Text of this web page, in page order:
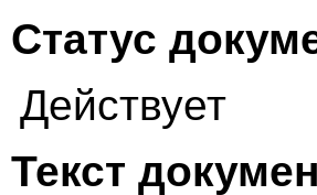
Статус
Действует
Текст